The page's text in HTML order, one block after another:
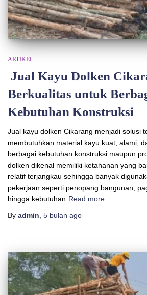
ARTIKEL
Jual Kayu Dolken
Berkualitas untuk
Kebutuhan Konstruksi
Jual kayu dolken Cikarang menjadi solusi
membutuhkan material kayu kuat, alami,
berbagai kebutuhan konstruksi maupun
dolken dikenal memiliki ketahanan yang
relatif terjangkau sehingga banyak
pekerjaan seperti penopang bangunan,
hingga kebutuhan Read more…
By admin 5 bulan ago